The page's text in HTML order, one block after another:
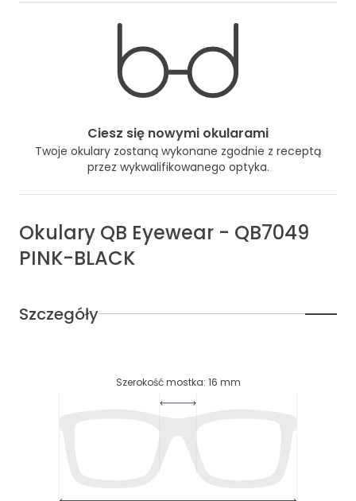
Ciesz się nowymi okularami
Twoje okulary zostaną wykonane zgodnie z receptą
przez wykwalifikowanego optyka.
Okulary QB Eyewear - QB7049
PINK-BLACK
Szczegóły
Szerokość mostka: 16 mm